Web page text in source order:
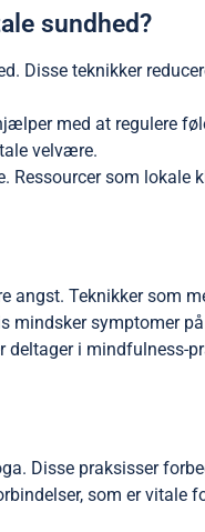
sundhed?
Disse teknikker
med at regulere
velvære.
som lokale
angst. Teknikker som
symptomer
i mindfulness-
Disse praksisser
som er vitale